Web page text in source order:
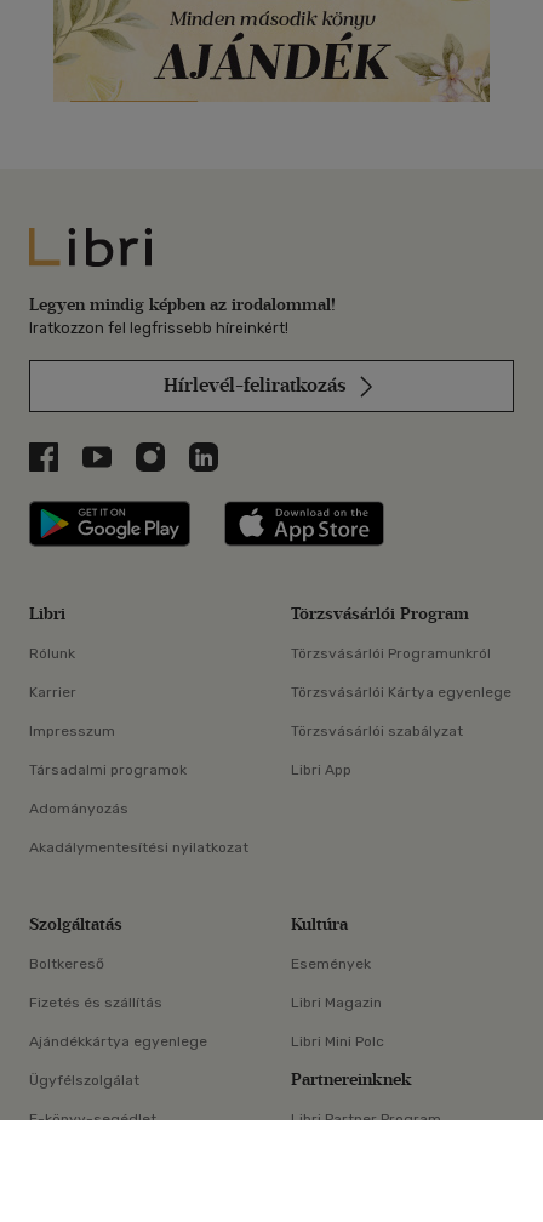
×
Libri
Legyen mindig képben az irodalommal!
Iratkozzon fel legfrissebb híreinkért!
Hírlevél-feliratkozás
Libri a Facebookon
Libri a Youtube-on
Libri az Instagramon
Libri a LinkedInen
Libri applikáció Szerezd meg: Google
Libri
Rólunk
Karrier
Impresszum
Társadalmi programok
Adományozás
Akadálymentesítési nyilatkozat
Törzsvásárlói Program
Törzsvásárlói Programunkról
Törzsvásárlói Kártya egyenlege
Törzsvásárlói szabályzat
Libri App
Szolgáltatás
Boltkereső
Fizetés és szállítás
Ajándékkártya egyenlege
Ügyfélszolgálat
E-könyv-segédlet
Kultúra
Események
Libri Magazin
Libri Mini Polc
Partnereinknek
Libri Partner Program